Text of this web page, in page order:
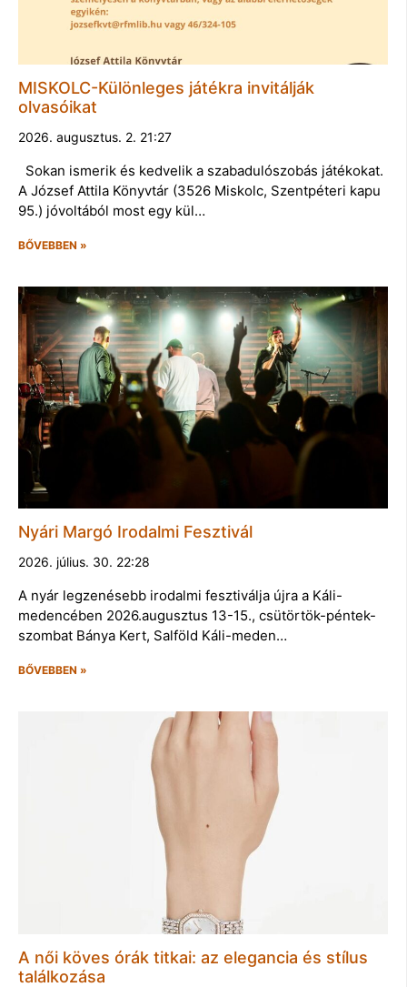
MISKOLC-Különleges játékra invitálják
olvasóikat
2026. augusztus. 2. 21:27
Sokan ismerik és kedvelik a szabadulószobás játékokat.
A József Attila Könyvtár (3526 Miskolc, Szentpéteri kapu
95.) jóvoltából most egy kül…
BŐVEBBEN »
Nyári Margó Irodalmi Fesztivál
2026. július. 30. 22:28
A nyár legzenésebb irodalmi fesztiválja újra a Káli-
medencében 2026.augusztus 13-15., csütörtök-péntek-
szombat Bánya Kert, Salföld Káli-meden…
BŐVEBBEN »
A női köves órák titkai: az elegancia és stílus
találkozása